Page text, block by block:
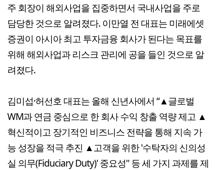
주 회장이 해외사업을 집중하면서 국내사업을 주로
담당한 것으로 알려졌다. 이만열 전 대표는 미래에셋
증권이 아시아 최고 투자금융 회사가 된다는 목표를
위해 해외사업과 리스크 관리에 공을 들인 것으로 알
려졌다.
김미섭·허선호 대표는 올해 신년사에서 “▲글로벌
WM과 연금 중심으로 한 회사 수익 창출 역량 제고 ▲
혁신적이고 장기적인 비즈니스 전략을 통해 지속 가
능 성장을 적극 추진 ▲고객을 위한 '수탁자의 신의성
실 의무(Fiduciary Duty)' 중요성" 등 세 가지 과제를 제